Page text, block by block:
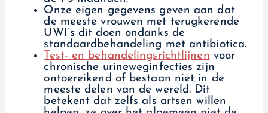
Onze eigen gegevens geven aan dat
de meeste vrouwen met terugkerende
UWI’s dit doen ondanks de
standaardbehandeling met antibiotica.
Test- en behandelingsrichtlijnen voor
chronische urineweginfecties zijn
ontoereikend of bestaan niet in de
meeste delen van de wereld. Dit
betekent dat zelfs als artsen willen